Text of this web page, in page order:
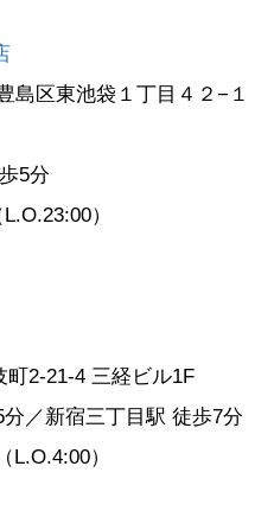
島区東池袋１丁目４２−１
5分
）
町2-21-4 三経ビル1F
分／新宿三丁目駅 徒歩7分
L.O.4:00）